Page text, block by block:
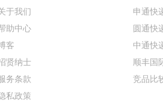
于我们
助中心
客
贤纳士
务条款
私政策
申通快
圆通快
中通快
顺丰国
竞品比